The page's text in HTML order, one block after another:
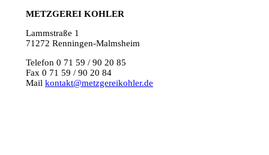
METZGEREI KOHLER
Lammstraße 1
71272 Renningen-Malmsheim
Telefon 0 71 59 / 90 20 85
Fax 0 71 59 / 90 20 84
Mail kontakt@metzgereikohler.de